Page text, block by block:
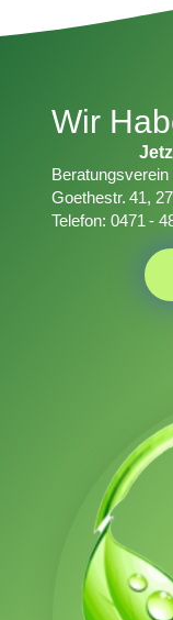
Wir
Beratungsverein
Goethestr. 41,
Telefon: 0471 -